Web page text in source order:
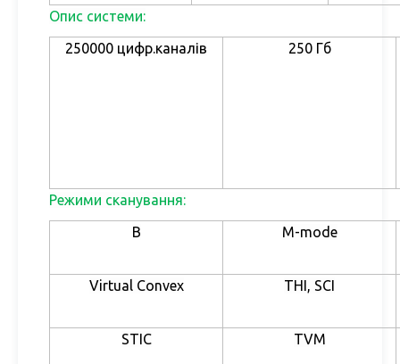
Опис системи:
250000 цифр.каналів 250 Гб
Режими сканування:
В
М-mode
Virtual Convex THI, SCI
STIC TVM